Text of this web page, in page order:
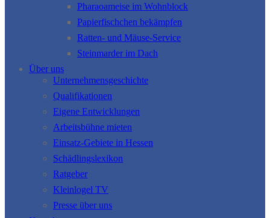
Pharaoameise im Wohnblock
Papierfischchen bekämpfen
Ratten- und Mäuse-Service
Steinmarder im Dach
Über uns
Unternehmensgeschichte
Qualifikationen
Eigene Entwicklungen
Arbeitsbühne mieten
Einsatz-Gebiete in Hessen
Schädlingslexikon
Ratgeber
Kleinlogel TV
Presse über uns